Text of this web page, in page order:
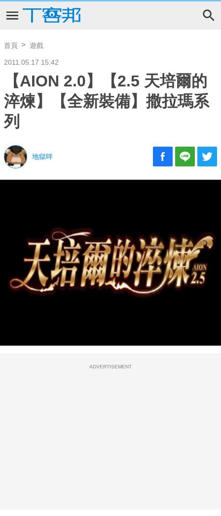
首頁 遊戲
2011.05.17 15:42
【AION 2.0】【2.5 天培爾的
淬煉】【全新裝備】撒拉瑪系
列
地獄咩
ADVERTISEMENT